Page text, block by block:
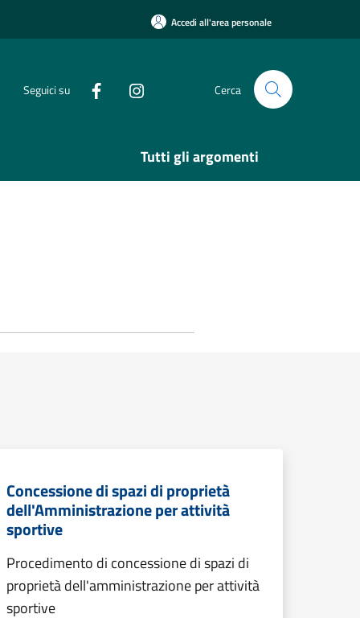
Accedi all'area personale
Seguici su Cerca
Tutti gli argomenti
Concessione di spazi di proprietà
dell'Amministrazione per attività
sportive
Procedimento di concessione di spazi di
proprietà dell'amministrazione per attività
sportive